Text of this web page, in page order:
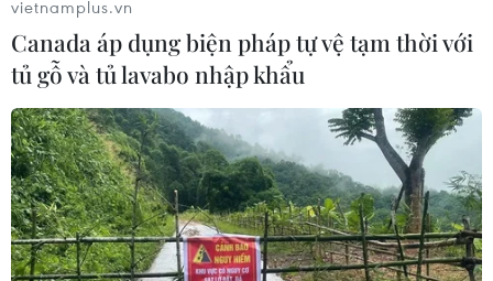
Đưa vào vận hành thử nghiệm Đài Thiên
văn tại Hà Nội từ tháng 6
30/03/2018 04:48
vietnamplus.vn
Canada áp dụng biện pháp tự vệ tạm thời với
tủ gỗ và tủ lavabo nhập khẩu